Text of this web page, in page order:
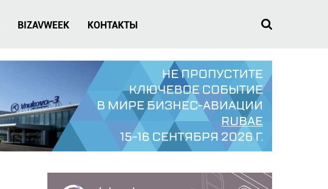
BIZAVWEEK КОНТАКТЫ